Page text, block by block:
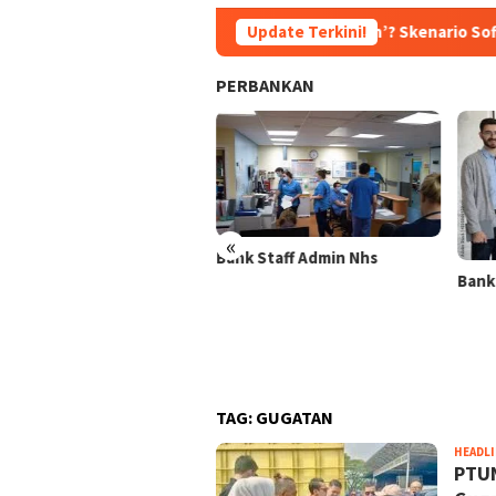
Update Terkini!
Dipecat, Tetapi ‘Dipromosikan’? Skenario Soft Landing
PERBANKAN
«
Bank Staff Admin Nhs
Bank Staff
TAG: GUGATAN